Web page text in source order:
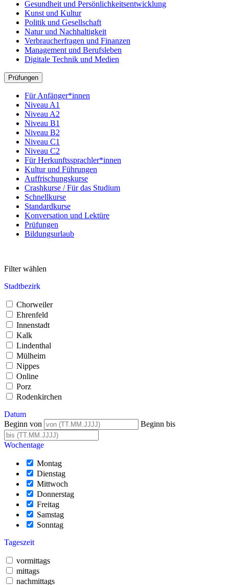
Gesundheit und Persönlichkeitsentwicklung
Kunst und Kultur
Politik und Gesellschaft
Natur und Nachhaltigkeit
Verbraucherfragen und Finanzen
Management und Berufsleben
Digitale Technik und Medien
Prüfungen
Für Anfänger*innen
Niveau A1
Niveau A2
Niveau B1
Niveau B2
Niveau C1
Niveau C2
Für Herkunftssprachler*innen
Kultur und Führungen
Auffrischungskurse
Crashkurse / Für das Studium
Schnellkurse
Standardkurse
Konversation und Lektüre
Prüfungen
Bildungsurlaub
Filter wählen
Stadtbezirk
Chorweiler
Ehrenfeld
Innenstadt
Kalk
Lindenthal
Mülheim
Nippes
Online
Porz
Rodenkirchen
Datum
Beginn von
Beginn bis
Wochentage
Montag
Dienstag
Mittwoch
Donnerstag
Freitag
Samstag
Sonntag
Tageszeit
vormittags
mittags
nachmittags